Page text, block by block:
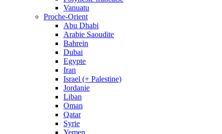
Vanuatu
Proche-Orient
Abu Dhabi
Arabie Saoudite
Bahrein
Dubai
Egypte
Iran
Israel (+ Palestine)
Jordanie
Liban
Oman
Qatar
Syrie
Yemen